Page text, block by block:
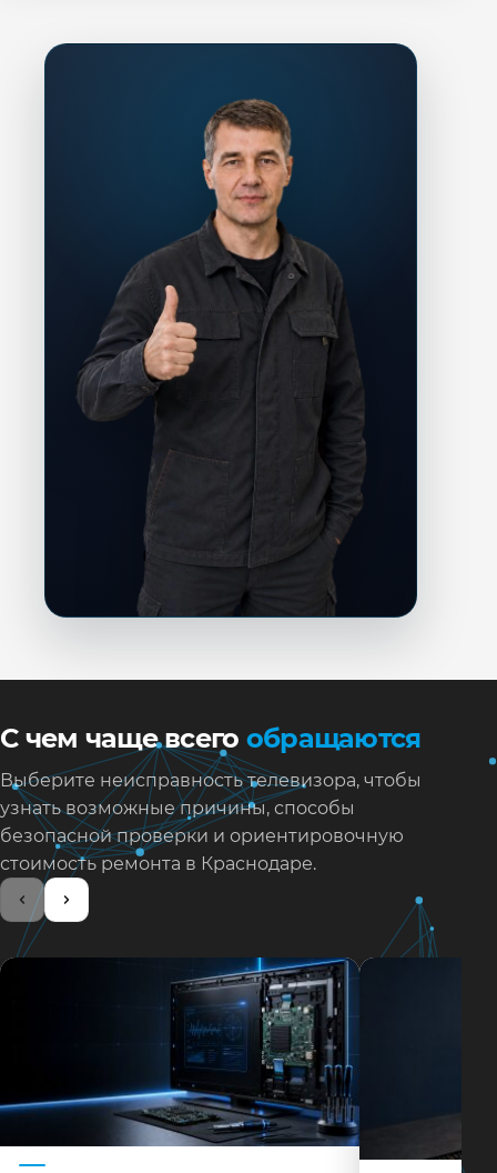
С чем чаще всего обращаются
Выберите неисправность телевизора, чтобы
узнать возможные причины, способы
безопасной проверки и ориентировочную
стоимость ремонта в Краснодаре.